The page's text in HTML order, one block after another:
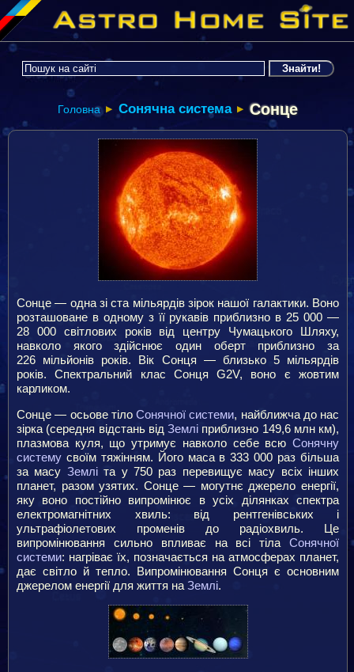
Головна ▶ Сонячна система ▶ Сонце
Сонце — одна зі ста мільярдів зірок нашої галактики. Воно
розташоване в одному з її рукавів приблизно в 25 000 —
28 000 світлових років від центру Чумацького Шляху,
навколо якого здійснює один оберт приблизно за
226 мільйонів років. Вік Сонця — близько 5 мільярдів
років. Спектральний клас Сонця G2V, воно є жовтим
карликом.
Сонце — осьове тіло Сонячної системи, найближча до нас
зірка (середня відстань від Землі приблизно 149,6 млн км),
плазмова куля, що утримує навколо себе всю Сонячну
систему своїм тяжінням. Його маса в 333 000 раз більша
за масу Земліта у 750 раз перевищує масу всіх інших
планет, разом узятих. Сонце — могутнє джерело енергії,
яку воно постійно випромінює в усіх ділянках спектра
електромагнітних хвиль: від рентгенівських і
ультрафіолетових променів до радіохвиль. Це
випромінювання сильно впливає на всі тіла Сонячної
системи: нагріває їх, позначається на атмосферах планет,
дає світло й тепло. Випромінювання Сонця є основним
джерелом енергії для життя на Землі.